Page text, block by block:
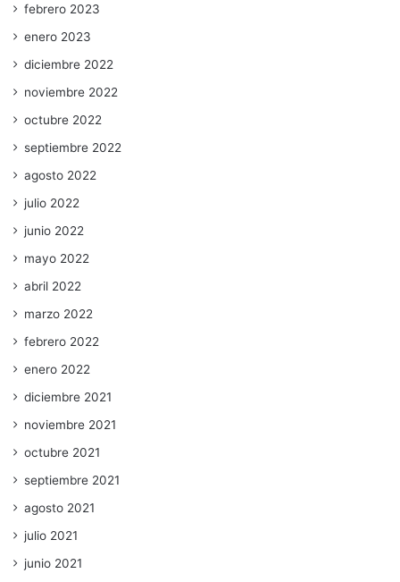
febrero 2023
enero 2023
diciembre 2022
noviembre 2022
octubre 2022
septiembre 2022
agosto 2022
julio 2022
junio 2022
mayo 2022
abril 2022
marzo 2022
febrero 2022
enero 2022
diciembre 2021
noviembre 2021
octubre 2021
septiembre 2021
agosto 2021
julio 2021
junio 2021